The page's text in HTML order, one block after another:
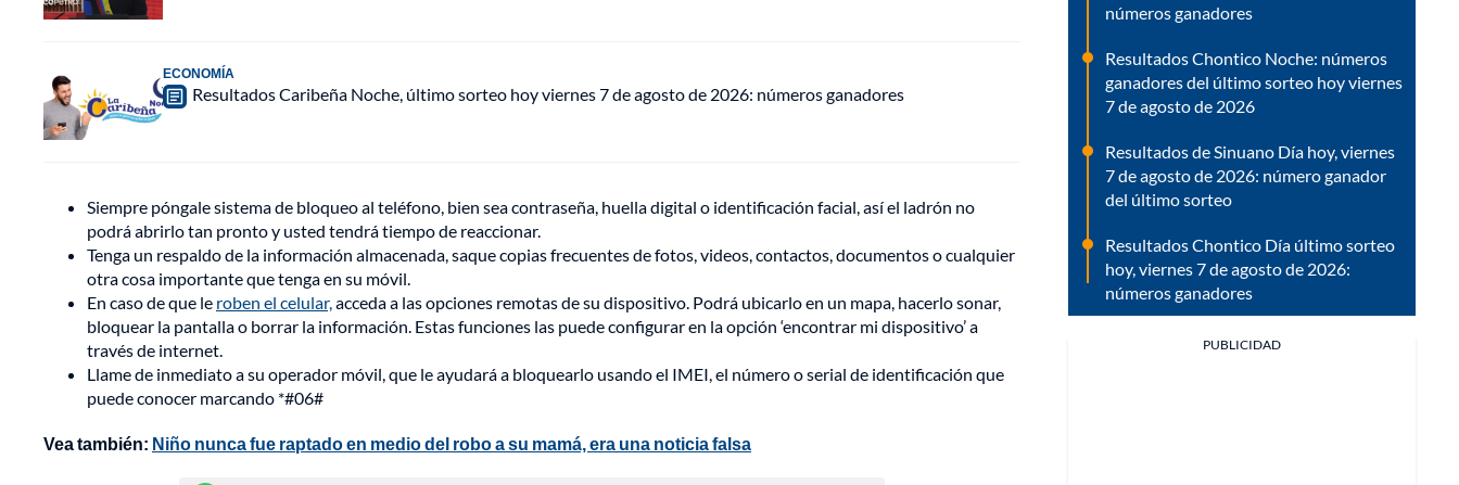
ECONOMÍA
Resultados Caribeña Noche, último sorteo hoy viernes 7 de agosto de 2026: números ganadores
Siempre póngale sistema de bloqueo al teléfono, bien sea contraseña, huella digital o identificación facial, así el ladrón no
podrá abrirlo tan pronto y usted tendrá tiempo de reaccionar.
Tenga un respaldo de la información almacenada, saque copias frecuentes de fotos, videos, contactos, documentos o cualquier
otra cosa importante que tenga en su móvil.
En caso de que le roben el celular,acceda a las opciones remotas de su dispositivo. Podrá ubicarlo en un mapa, hacerlo sonar,
bloquear la pantalla o borrar la información. Estas funciones las puede configurar en la opción ‘encontrar mi dispositivo’ a
través de internet.
Llame de inmediato a su operador móvil, que le ayudará a bloquearlo usando el IMEI, el número o serial de identificación que
puede conocer marcando *#06#
Vea también: Niño nunca fue raptado en medio del robo a su mamá, era una noticia falsa
números ganadores
Resultados Chontico Noche: números
ganadores del último sorteo hoy viernes
7 de agosto de 2026
Resultados de Sinuano Día hoy, viernes
7 de agosto de 2026: número ganador
del último sorteo
Resultados Chontico Día último sorteo
hoy, viernes 7 de agosto de 2026:
números ganadores
PUBLICIDAD